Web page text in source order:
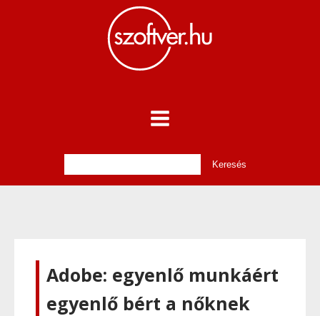
Adobe: egyenlő munkáért
egyenlő bért a nőknek